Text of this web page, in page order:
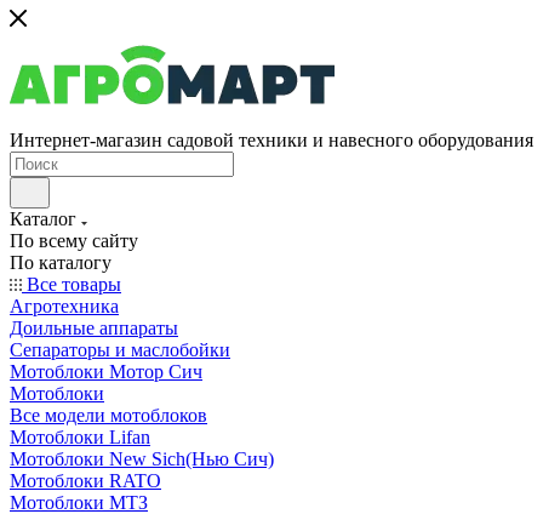
Интернет-магазин садовой техники и навесного оборудования
Каталог
По всему сайту
По каталогу
Все товары
Агротехника
Доильные аппараты
Сепараторы и маслобойки
Мотоблоки Мотор Сич
Мотоблоки
Все модели мотоблоков
Мотоблоки Lifan
Мотоблоки New Sich(Нью Сич)
Мотоблоки RATO
Мотоблоки МТЗ